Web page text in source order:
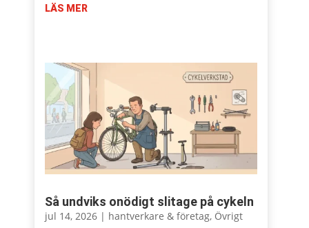
LÄS MER
Så undviks onödigt slitage på cykeln
jul 14, 2026| hantverkare & företag, Övrigt